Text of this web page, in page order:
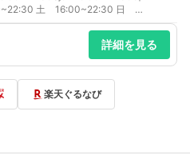
土 16:00~22:30 日
詳細を見る
楽天ぐるなび